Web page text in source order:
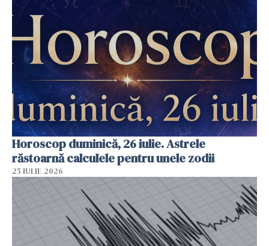
Horoscop duminică, 26 iulie. Astrele
răstoarnă calculele pentru unele zodii
25 IULIE 2026